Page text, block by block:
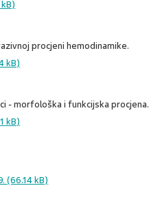
procjeni hemodinamike.
kB)
- morfološka i funkcijska procjena.
kB)
(66.14 kB)